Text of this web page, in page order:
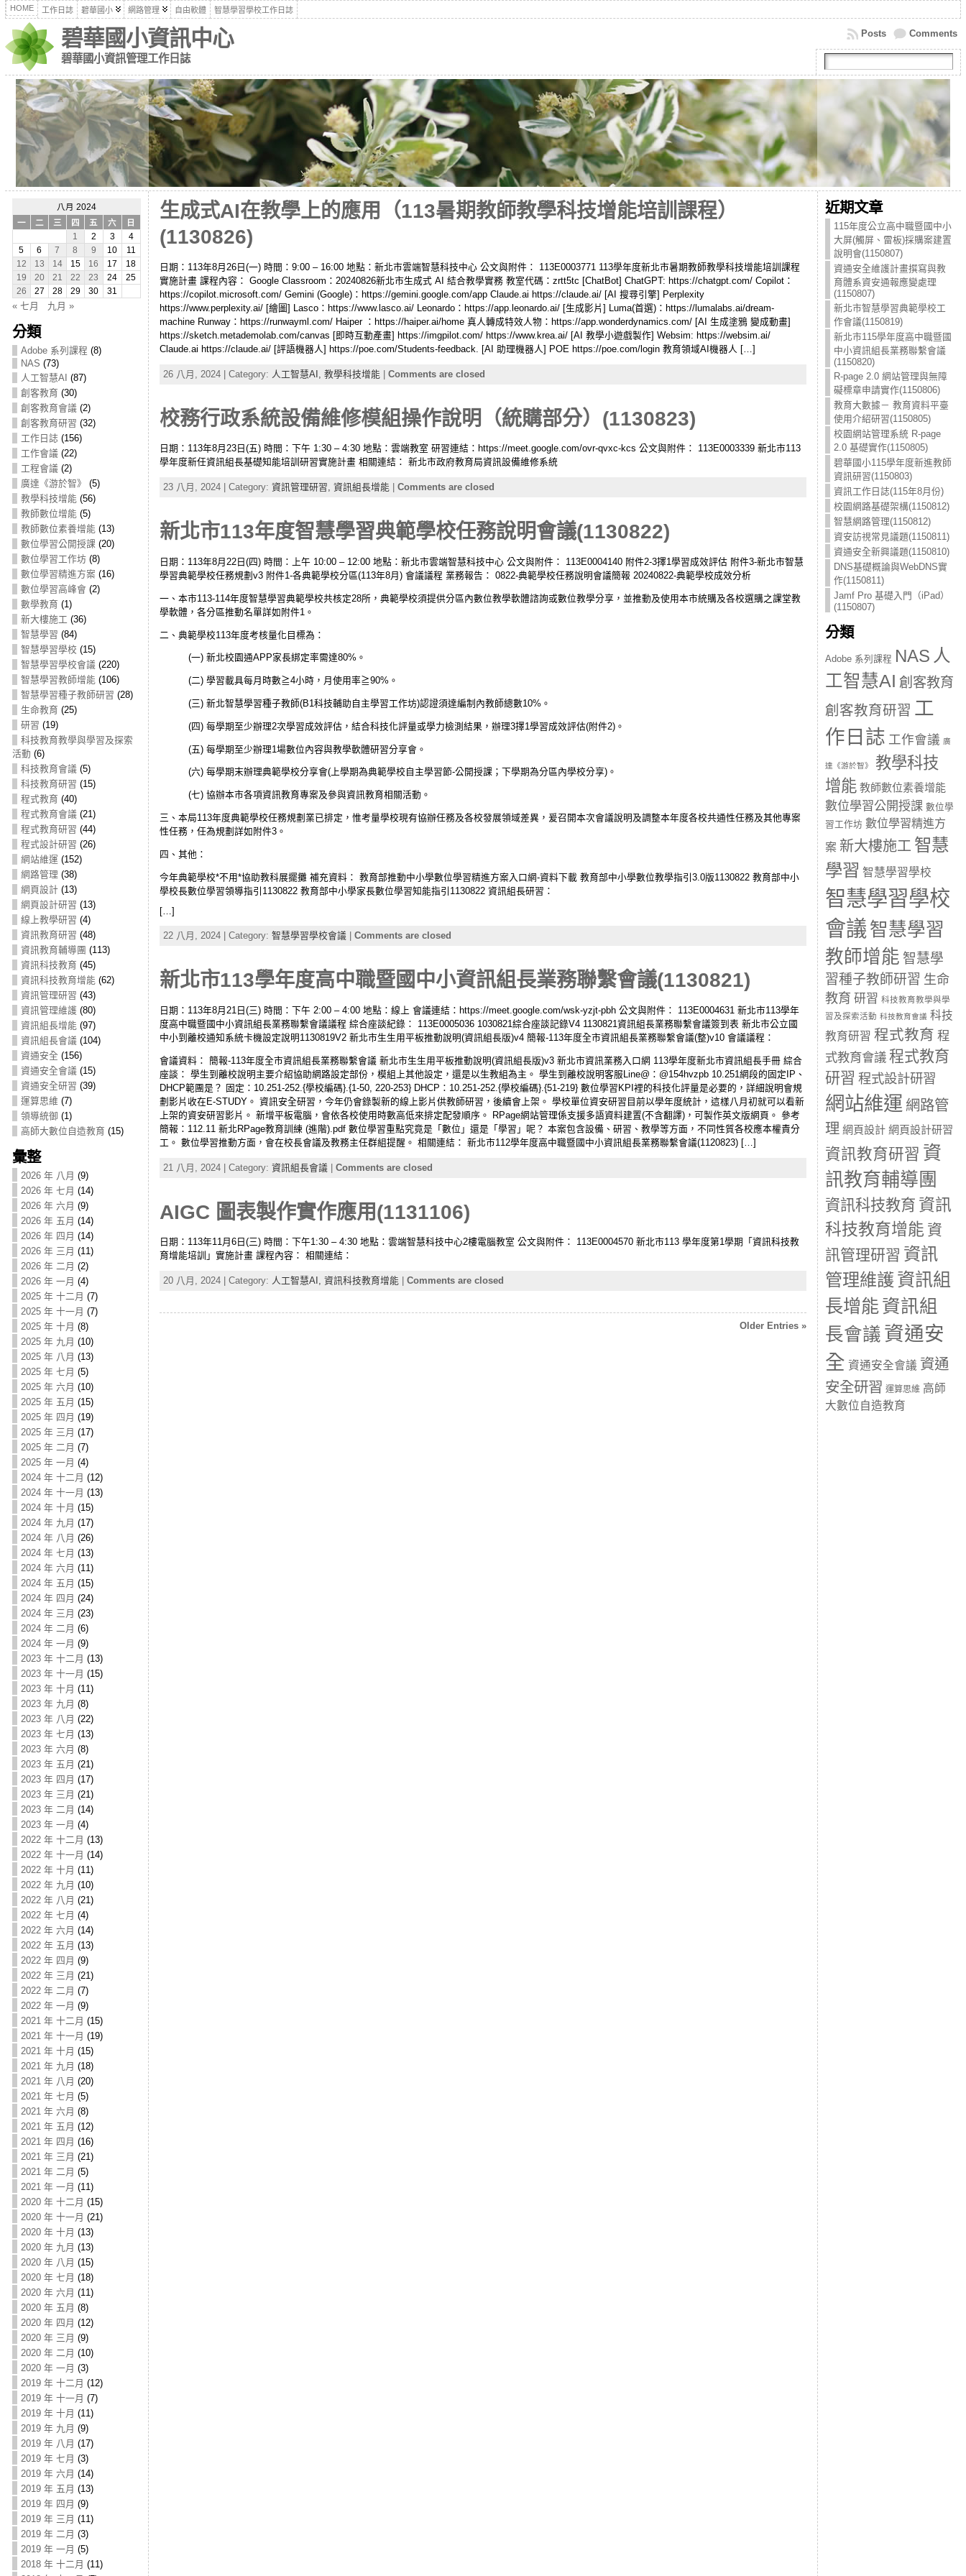
HOME 工作日誌 碧華國小 網路管理 自由軟體 智慧學習學校工作日誌
碧華國小資訊中心
碧華國小資訊管理工作日誌
Comments
Posts
八月 2024
一
二 三 四 五 六
日
1
2 3
4
5
6 7 8 9 10
11
12
13 14 15 16 17
18
19
20 21 22 23 24
25
26
27 28 29 30 31
« 七月 九月 »
分類
Adobe 系列課程 (8)
NAS (73)
人工智慧AI (87)
創客教育 (30)
創客教育會議 (2)
創客教育研習 (32)
工作日誌 (156)
工作會議 (22)
工程會議 (2)
廣達《游於智》
(5)
教學科技增能(56)
教師數位增能(5)
教師數位素養增能(13)
數位學習公開授課 (20)
數位學習工作坊(8)
數位學習精進方案 (16)
數位學習高峰會 (2)
數學教育 (1)
新大樓施工 (36)
智慧學習 (84)
智慧學習學校 (15)
智慧學習學校會議 (220)
智慧學習教師增能(106)
智慧學習種子教師研習 (28)
生命教育 (25)
研習 (19)
科技教育教學與學習及探索
活動 (6)
科技教育會議 (5)
科技教育研習 (15)
程式教育 (40)
程式教育會議 (21)
程式教育研習 (44)
程式設計研習 (26)
網站維運 (152)
網路管理 (38)
網頁設計(13)
網頁設計研習 (13)
線上教學研習 (4)
資訊教育研習 (48)
資訊教育輔導團 (113)
資訊科技教育 (45)
資訊科技教育增能(62)
資訊管理研習 (43)
資訊管理維護(80)
資訊組長增能(97)
資訊組長會議 (104)
資通安全 (156)
資通安全會議 (15)
資通安全研習 (39)
運算思維 (7)
領導統御 (1)
高師大數位自造教育 (15)
彙整
2026 年 八月 (9)
2026 年 七月 (14)
2026 年 六月 (9)
2026 年 五月 (14)
2026 年 四月 (14)
2026 年 三月 (11)
2026 年 二月 (2)
2026 年 一月 (4)
2025 年 十二月 (7)
2025 年 十一月 (7)
2025 年 十月 (8)
2025 年 九月 (10)
2025 年 八月 (13)
2025 年 七月 (5)
2025 年 六月 (10)
2025 年 五月 (15)
2025 年 四月 (19)
2025 年 三月 (17)
2025 年 二月 (7)
2025 年 一月 (4)
2024 年 十二月 (12)
2024 年 十一月 (13)
2024 年 十月 (15)
2024 年 九月 (17)
2024 年 八月 (26)
2024 年 七月 (13)
2024 年 六月 (11)
2024 年 五月 (15)
2024 年 四月 (24)
2024 年 三月 (23)
2024 年 二月 (6)
2024 年 一月 (9)
2023 年 十二月 (13)
2023 年 十一月 (15)
2023 年 十月 (11)
2023 年 九月 (8)
2023 年 八月 (22)
2023 年 七月 (13)
2023 年 六月 (8)
2023 年 五月 (21)
2023 年 四月 (17)
2023 年 三月 (21)
2023 年 二月 (14)
2023 年 一月 (4)
2022 年 十二月 (13)
2022 年 十一月 (14)
2022 年 十月 (11)
2022 年 九月 (10)
2022 年 八月 (21)
2022 年 七月 (4)
2022 年 六月 (14)
2022 年 五月 (13)
2022 年 四月 (9)
2022 年 三月 (21)
2022 年 二月 (7)
2022 年 一月 (9)
2021 年 十二月 (15)
2021 年 十一月 (19)
2021 年 十月 (15)
2021 年 九月 (18)
2021 年 八月 (20)
2021 年 七月 (5)
2021 年 六月 (8)
2021 年 五月 (12)
2021 年 四月 (16)
2021 年 三月 (21)
2021 年 二月 (5)
2021 年 一月 (11)
2020 年 十二月 (15)
2020 年 十一月 (21)
2020 年 十月 (13)
2020 年 九月 (13)
2020 年 八月 (15)
2020 年 七月 (18)
2020 年 六月 (11)
2020 年 五月 (8)
2020 年 四月 (12)
2020 年 三月 (9)
2020 年 二月 (10)
2020 年 一月 (3)
2019 年 十二月 (12)
2019 年 十一月 (7)
2019 年 十月 (11)
2019 年 九月 (9)
2019 年 八月 (17)
2019 年 七月 (3)
2019 年 六月 (14)
2019 年 五月 (13)
2019 年 四月 (9)
2019 年 三月 (11)
2019 年 二月 (3)
2019 年 一月 (5)
2018 年 十二月 (11)
生成式AI在教學上的應用（113暑期教師教學科技增能培訓課程）
(1130826)
日期：113年8月26日(一) 時間：9:00 – 16:00 地點：新北市雲端智慧科技中心 公文與附件： 113E0003771 113學年度新北市暑期教師教學科技增能培訓課程
實施計畫 課程內容： Google Classroom：20240826新北市生成式 AI 結合教學實務 教室代碼：zrtt5tc [ChatBot] ChatGPT: https://chatgpt.com/ Copilot：
https://copilot.microsoft.com/ Gemini (Google)：https://gemini.google.com/app Claude.ai https://claude.ai/ [AI 搜尋引擎] Perplexity
https://www.perplexity.ai/ [繪圖] Lasco：https://www.lasco.ai/ Leonardo：https://app.leonardo.ai/ [生成影片] Luma(首選)：https://lumalabs.ai/dream-
machine Runway：https://runwayml.com/ Haiper ：https://haiper.ai/home 真人轉成特效人物：https://app.wonderdynamics.com/ [AI 生成塗鴉 變成動畫]
https://sketch.metademolab.com/canvas [即時互動產畫] https://imgpilot.com/ https://www.krea.ai/ [AI 教學小遊戲製作] Websim: https://websim.ai/
Claude.ai https://claude.ai/ [評語機器人] https://poe.com/Students-feedback. [AI 助理機器人] POE https://poe.com/login 教育領域AI機器人 […]
26 八月, 2024 | Category: 人工智慧AI, 教學科技增能 | Comments are closed
校務行政系統設備維修模組操作說明（統購部分）(1130823)
日期：113年8月23日(五) 時間：下午 1:30 – 4:30 地點：雲端教室 研習連結：https://meet.google.com/ovr-qvxc-kcs 公文與附件： 113E0003339 新北市113
學年度新任資訊組長基礎知能培訓研習實施計畫 相關連結： 新北市政府教育局資訊設備維修系統
23 八月, 2024 | Category: 資訊管理研習, 資訊組長增能| Comments are closed
新北市113年度智慧學習典範學校任務說明會議(1130822)
日期：113年8月22日(四) 時間：上午 10:00 – 12:00 地點：新北市雲端智慧科技中心 公文與附件： 113E0004140 附件2-3擇1學習成效評估 附件3-新北市智慧
學習典範學校任務規劃v3 附件1-各典範學校分區(113年8月) 會議議程 業務報告： 0822-典範學校任務說明會議簡報 20240822-典範學校成效分析
一、本市113-114年度智慧學習典範學校共核定28所，典範學校須提供分區內數位教學軟體諮詢或數位教學分享，並推動及使用本市統購及各校選購之課堂教
學軟體，各分區推動名單詳如附件1。
二、典範學校113年度考核量化目標為：
(一) 新北校園通APP家長綁定率需達80%。
(二) 學習載具每月時數≧4小時，月使用率≧90%。
(三) 新北智慧學習種子教師(B1科技輔助自主學習工作坊)認證須達編制內教師總數10%。
(四) 每學期至少辦理2次學習成效評估，結合科技化評量或學力檢測結果，辦理3擇1學習成效評估(附件2)。
(五) 每學期至少辦理1場數位內容與教學軟體研習分享會。
(六) 每學期末辦理典範學校分享會(上學期為典範學校自主學習節-公開授課；下學期為分區內學校分享)。
(七) 協辦本市各項資訊教育專案及參與資訊教育相關活動。
三、本局113年度典範學校任務規劃業已排定，惟考量學校現有協辦任務及各校發展領域差異，爰召開本次會議說明及調整本年度各校共通性任務及其他專案
性任務，任為規劃詳如附件3。
四、其他：
今年典範學校*不用*協助教科展擺攤 補充資料： 教育部推動中小學數位學習精進方案入口網-資料下載 教育部中小學數位教學指引3.0版1130822 教育部中小
學校長數位學習領導指引1130822 教育部中小學家長數位學習知能指引1130822 資訊組長研習：
[…]
22 八月, 2024 | Category: 智慧學習學校會議| Comments are closed
新北市113學年度高中職暨國中小資訊組長業務聯繫會議(1130821)
日期：113年8月21日(三) 時間：下午 2:00 – 4:00 地點：線上 會議連結：https://meet.google.com/wsk-yzjt-pbh 公文與附件： 113E0004631 新北市113學年
度高中職暨國中小資訊組長業務聯繫會議議程 綜合座談紀錄： 113E0005036 1030821綜合座談記錄V4 1130821資訊組長業務聯繫會議簽到表 新北市公立國
中小到離校通知系統卡機設定說明1130819V2 新北市生生用平板推動說明(資訊組長版)v4 簡報-113年度全市資訊組長業務聯繫會議(整)v10 會議議程：
會議資料： 簡報-113年度全市資訊組長業務聯繫會議 新北市生生用平板推動說明(資訊組長版)v3 新北市資訊業務入口網 113學年度新北市資訊組長手冊 綜合
座談： 學生到離校說明主要介紹協助網路設定部份，模組上其他設定，還是以生教組為主。 學生到離校說明客服Line@：@154hvzpb 10.251網段的固定IP、
DHCP範團是？ 固定：10.251-252.{學校編碼}.{1-50, 220-253} DHCP：10.251-252.{學校編碼}.{51-219} 數位學習KPI裡的科技化評量是必要的，詳細說明會規
劃影片收在E-STUDY。 資訊安全研習，今年仍會錄製新的線上影片供教師研習，後續會上架。 學校單位資安研習目前以學年度統計，這樣八月初就可以看新
上架的資安研習影片。 新增平板電腦，會依各校使用時數高低來排定配發順序。 RPage網站管理係支援多語資料建置(不含翻譯)，可製作英文版網頁。 參考
簡報：112.11 新北RPage教育訓練 (進階).pdf 數位學習重點究竟是「數位」還是「學習」呢？ 本案包含設備、研習、教學等方面，不同性質各校應本權責分
工。 數位學習推動方面，會在校長會議及教務主任群組提醒。 相關連結： 新北市112學年度高中職暨國中小資訊組長業務聯繫會議(1120823) […]
21 八月, 2024 | Category: 資訊組長會議| Comments are closed
AIGC 圖表製作實作應用(1131106)
日期：113年11月6日(三) 時間：下午1:30 – 4:30 地點：雲端智慧科技中心2樓電腦教室 公文與附件： 113E0004570 新北市113 學年度第1學期「資訊科技教
育增能培訓」實施計畫 課程內容： 相關連結：
20 八月, 2024 | Category: 人工智慧AI, 資訊科技教育增能| Comments are closed
Older Entries »
近期文章
115年度公立高中職暨國中小
大屏(觸屏、雷板)採購案建置
說明會(1150807)
資通安全維護計畫撰寫與教
育體系資安通報應變處理
(1150807)
新北市智慧學習典範學校工
作會議(1150819)
新北市115學年度高中職暨國
中小資訊組長業務聯繫會議
(1150820)
R-page 2.0 網站管理與無障
礙標章申請實作(1150806)
教育大數據－ 教育資料平臺
使用介紹研習(1150805)
校園網站管理系統 R-page
2.0 基礎實作(1150805)
碧華國小115學年度新進教師
資訊研習(1150803)
資訊工作日誌(115年8月份)
校園網路基礎架構(1150812)
智慧網路管理(1150812)
資安訪視常見議題(1150811)
資通安全新興議題(1150810)
DNS基礎概論與WebDNS實
作(1150811)
Jamf Pro 基礎入門（iPad）
(1150807)
分類
Adobe 系列課程 NAS 人
工智慧AI 創客教育
創客教育研習 工
作日誌 工作會議 廣
達《游於智》
教學科技
增能 教師數位素養增能
數位學習公開授課 數位學
習工作坊 數位學習精進方
案 新大樓施工 智慧
學習 智慧學習學校
智慧學習學校
會議 智慧學習
教師增能 智慧學
習種子教師研習 生命
教育 研習 科技教育教學與學
習及探索活動 科技教育會議 科技
教育研習 程式教育 程
式教育會議 程式教育
研習 程式設計研習
網站維運 網路管
理 網頁設計 網頁設計研習
資訊教育研習 資
訊教育輔導團
資訊科技教育 資訊
科技教育增能 資
訊管理研習 資訊
管理維護 資訊組
長增能資訊組
長會議 資通安
全 資通安全會議 資通
安全研習 運算思維 高師
大數位自造教育